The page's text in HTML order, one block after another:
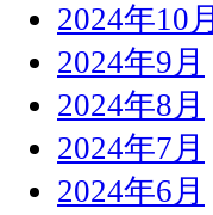
2024年10月
2024年9月
2024年8月
2024年7月
2024年6月